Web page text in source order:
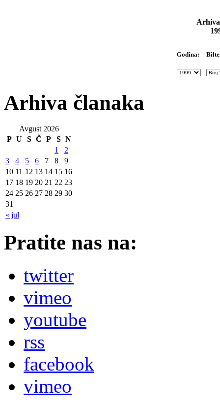
Godina:
Arhiva članaka
Avgust 2026
P U S Č P S N
« jul
1
2
3
4 5 6 7 8
9
10 11 12 13 14 15 16
17 18 19 20 21 22 23
24 25 26 27 28 29 30
31
Pratite nas na:
twitter
vimeo
youtube
rss
facebook
vimeo